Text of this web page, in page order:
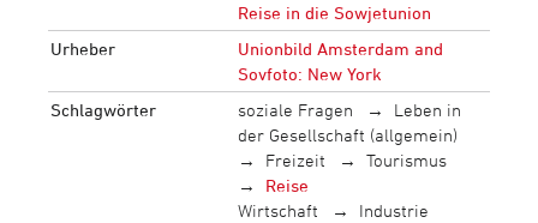
Reise in die Sowjetunion
Urheber
Unionbild Amsterdam and
Sovfoto: New York
Schlagwörter
soziale Fragen
Leben in
der Gesellschaft (allgemein)
Freizeit
Tourismus
Reise
Wirtschaft
Industrie